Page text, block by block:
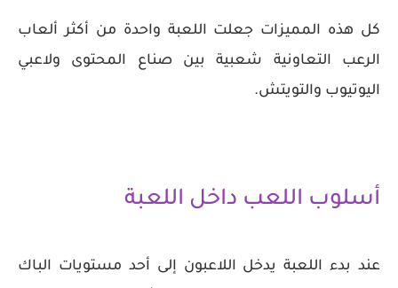
كل هذه المميزات جعلت اللعبة واحدة من أكثر ألعاب
الرعب التعاونية شعبية بين صناع المحتوى ولاعبي
اليوتيوب والتويتش.
أسلوب اللعب داخل اللعبة
عند بدء اللعبة يدخل اللاعبون إلى أحد مستويات الباك